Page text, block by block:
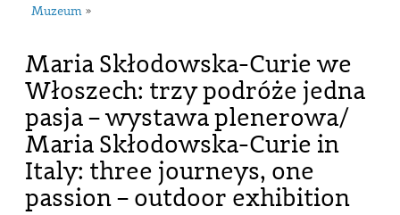
Muzeum »
Maria Skłodowska-Curie we
Włoszech: trzy podróże jedna
pasja – wystawa plenerowa/
Maria Skłodowska-Curie in
Italy: three journeys, one
passion – outdoor exhibition